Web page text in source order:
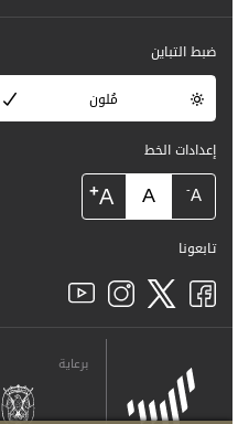
ضبط التباين
مُلون
إعدادات الخط
A
-
A
A
+
تابعونا
برعاية